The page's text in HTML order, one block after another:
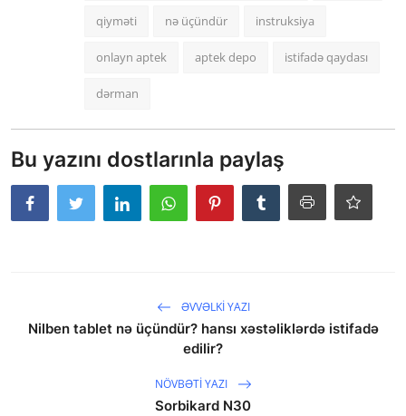
qiyməti nə üçündür instruksiya
onlayn aptek aptek depo istifadə qaydası
dərman
Bu yazını dostlarınla paylaş
ƏVVƏLKI YAZI
Nilben tablet nə üçündür? hansı xəstəliklərdə istifadə
edilir?
NÖVBƏTI YAZI
Sorbikard N30